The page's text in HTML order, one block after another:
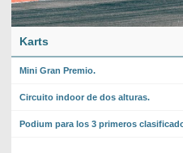
Karts
Mini Gran Premio.
Circuito indoor de dos alturas.
Podium para los 3 primeros